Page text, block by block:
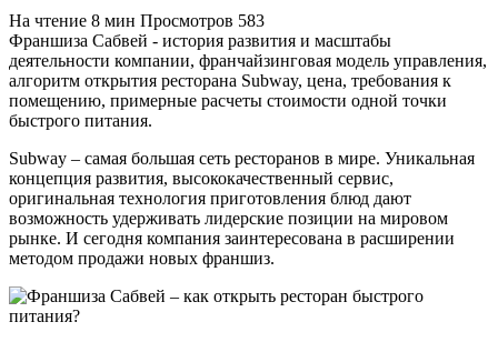
На чтение 8 мин Просмотров 583
Франшиза Сабвей - история развития и масштабы
деятельности компании, франчайзинговая модель управления,
алгоритм открытия ресторана Subway, цена, требования к
помещению, примерные расчеты стоимости одной точки
быстрого питания.
Subway – самая большая сеть ресторанов в мире. Уникальная
концепция развития, высококачественный сервис,
оригинальная технология приготовления блюд дают
возможность удерживать лидерские позиции на мировом
рынке. И сегодня компания заинтересована в расширении
методом продажи новых франшиз.